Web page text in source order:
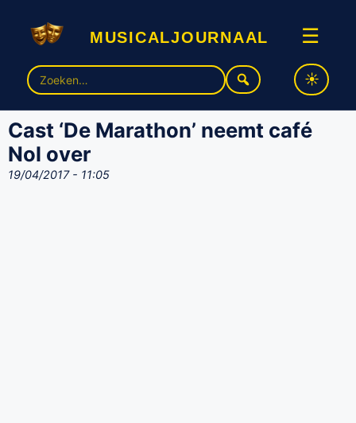
musicaljournaal ☰
Zoek
naar:
Cast ‘De Marathon’ neemt café
Nol over
19/04/2017 - 11:05